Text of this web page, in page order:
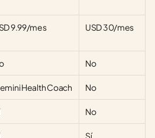
9.99/mes USD 30/mes
No
Health Coach No
No
Sí